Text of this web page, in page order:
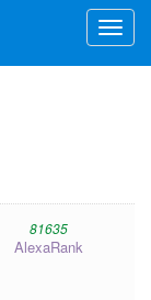
Toggle
81635
AlexaRank